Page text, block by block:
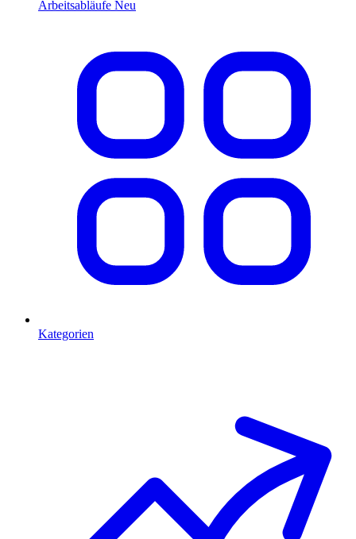
Arbeitsabläufe Neu
Kategorien